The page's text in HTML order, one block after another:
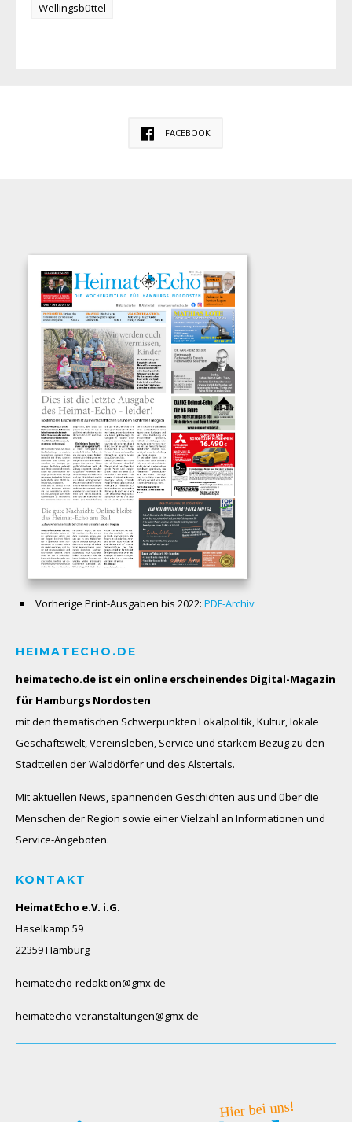
Wellingsbüttel
FACEBOOK
Vorherige Print-Ausgaben bis 2022: PDF-Archiv
HEIMATECHO.DE
heimatecho.de ist ein online erscheinendes Digital-Magazin
für Hamburgs Nordosten
mit den thematischen Schwerpunkten Lokalpolitik, Kultur, lokale
Geschäftswelt, Vereinsleben, Service und starkem Bezug zu den
Stadtteilen der Walddörfer und des Alstertals.
Mit aktuellen News, spannenden Geschichten aus und über die
Menschen der Region sowie einer Vielzahl an Informationen und
Service-Angeboten.
KONTAKT
HeimatEcho e.V. i.G.
Haselkamp 59
22359 Hamburg
heimatecho-redaktion@gmx.de
heimatecho-veranstaltungen@gmx.de